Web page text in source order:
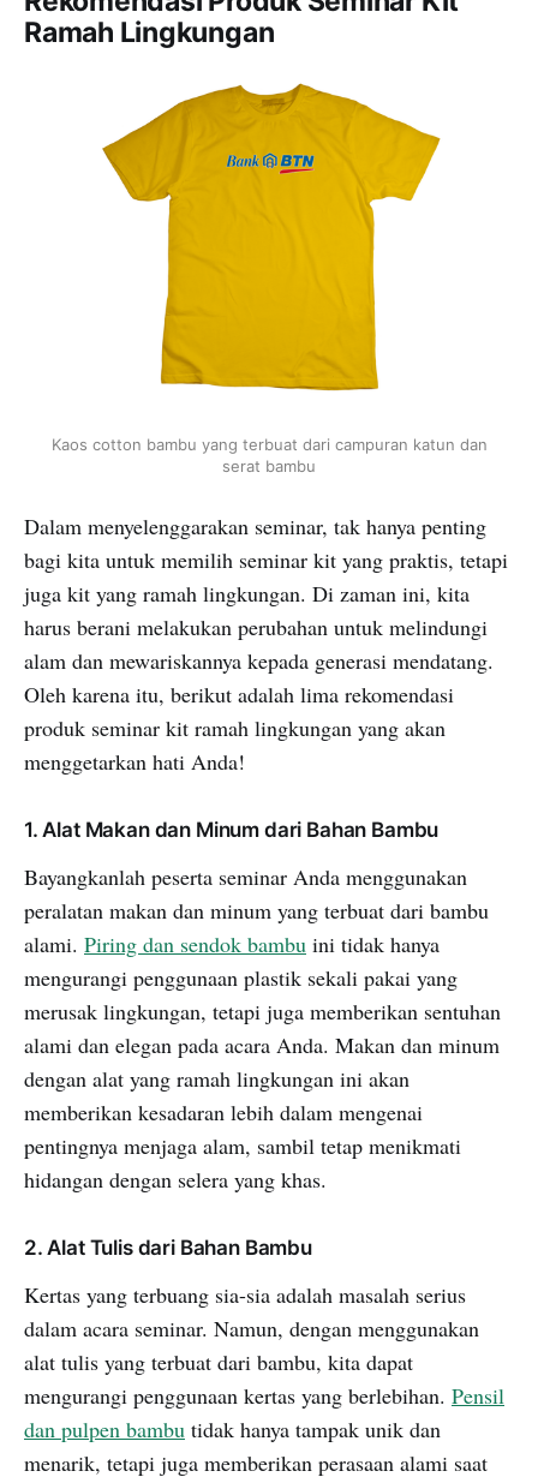
Ramah Lingkungan
Kaos cotton bambu yang terbuat dari campuran katun dan
serat bambu
Dalam menyelenggarakan seminar, tak hanya penting
bagi kita untuk memilih seminar kit yang praktis, tetapi
juga kit yang ramah lingkungan. Di zaman ini, kita
harus berani melakukan perubahan untuk melindungi
alam dan mewariskannya kepada generasi mendatang.
Oleh karena itu, berikut adalah lima rekomendasi
produk seminar kit ramah lingkungan yang akan
menggetarkan hati Anda!
1. Alat Makan dan Minum dari Bahan Bambu
Bayangkanlah peserta seminar Anda menggunakan
peralatan makan dan minum yang terbuat dari bambu
alami. Piring dan sendok bambu ini tidak hanya
mengurangi penggunaan plastik sekali pakai yang
merusak lingkungan, tetapi juga memberikan sentuhan
alami dan elegan pada acara Anda. Makan dan minum
dengan alat yang ramah lingkungan ini akan
memberikan kesadaran lebih dalam mengenai
pentingnya menjaga alam, sambil tetap menikmati
hidangan dengan selera yang khas.
2. Alat Tulis dari Bahan Bambu
Kertas yang terbuang sia-sia adalah masalah serius
dalam acara seminar. Namun, dengan menggunakan
alat tulis yang terbuat dari bambu, kita dapat
mengurangi penggunaan kertas yang berlebihan. Pensil
dan pulpen bambu tidak hanya tampak unik dan
menarik, tetapi juga memberikan perasaan alami saat